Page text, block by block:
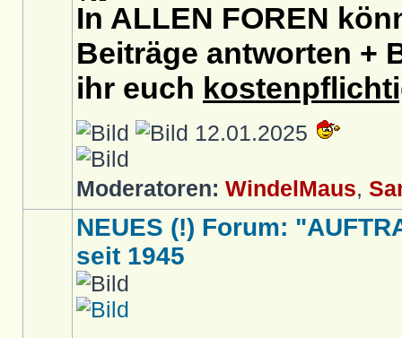
In ALLEN FOREN
Beiträge antworten +
ihr euch
12.01.2025
Moderatoren: WindelMaus,
NEUES (!) Forum:
seit 1945